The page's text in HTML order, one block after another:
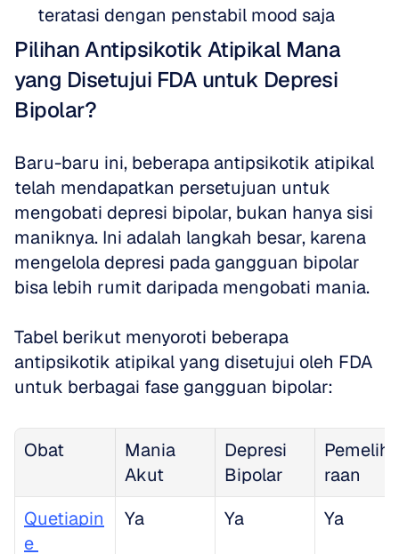
teratasi dengan penstabil mood saja
Pilihan Antipsikotik Atipikal Mana
yang Disetujui FDA untuk Depresi
Bipolar?
Baru-baru ini, beberapa antipsikotik atipikal
telah mendapatkan persetujuan untuk
mengobati depresi bipolar, bukan hanya sisi
maniknya. Ini adalah langkah besar, karena
mengelola depresi pada gangguan bipolar
bisa lebih rumit daripada mengobati mania.
Tabel berikut menyoroti beberapa
antipsikotik atipikal yang disetujui oleh FDA
untuk berbagai fase gangguan bipolar:
Obat
Mania
Akut
Depresi
Bipolar
Pemeliha
raan
Quetiapin
e
Ya Ya Ya